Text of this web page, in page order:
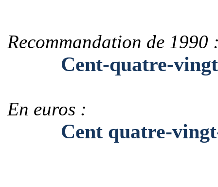
Recommandation de 1990
Cent-quatre-
En euros :
Cent quatre-vingt-